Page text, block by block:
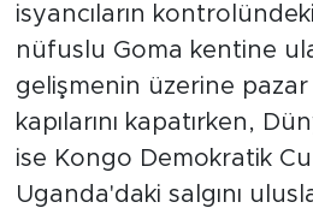
isyancıların
nüfuslu Goma kentine
gelişmenin üzerine pazar
kapılarını kapatırken,
ise Kongo Demokratik
Uganda'daki salgını
Seyahat